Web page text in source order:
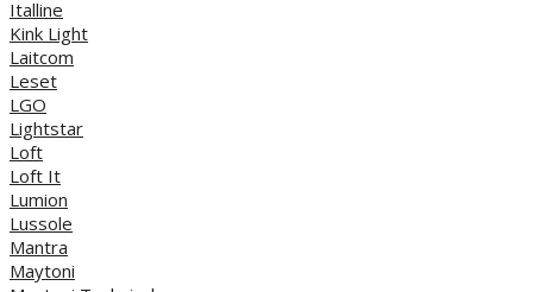
Italline
Kink Light
Laitcom
Leset
LGO
Lightstar
Loft
Loft It
Lumion
Lussole
Mantra
Maytoni